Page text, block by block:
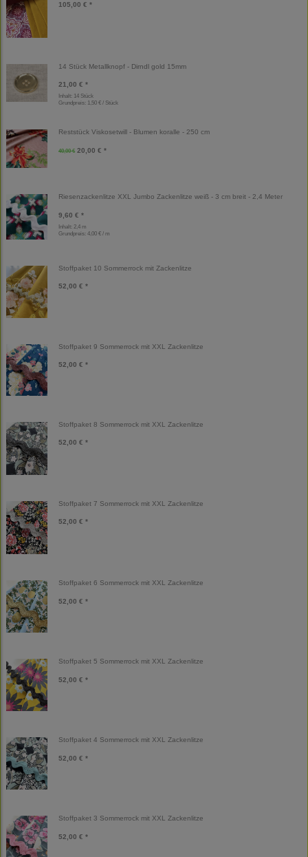
105,00 € *
14 Stück Metallknopf - Dirndl gold 15mm
21,00 € *
Inhalt: 14 Stück
Grundpreis: 1,50 € / Stück
Reststück Viskosetwill - Blumen koralle - 250 cm
40,00 € 20,00 € *
Riesenzackenlitze XXL Jumbo Zackenlitze weiß - 3 cm breit - 2,4 Meter
9,60 € *
Inhalt: 2,4 m
Grundpreis: 4,00 € / m
Stoffpaket 10 Sommerrock mit Zackenlitze
52,00 € *
Stoffpaket 9 Sommerrock mit XXL Zackenlitze
52,00 € *
Stoffpaket 8 Sommerrock mit XXL Zackenlitze
52,00 € *
Stoffpaket 7 Sommerrock mit XXL Zackenlitze
52,00 € *
Stoffpaket 6 Sommerrock mit XXL Zackenlitze
52,00 € *
Stoffpaket 5 Sommerrock mit XXL Zackenlitze
52,00 € *
Stoffpaket 4 Sommerrock mit XXL Zackenlitze
52,00 € *
Stoffpaket 3 Sommerrock mit XXL Zackenlitze
52,00 € *